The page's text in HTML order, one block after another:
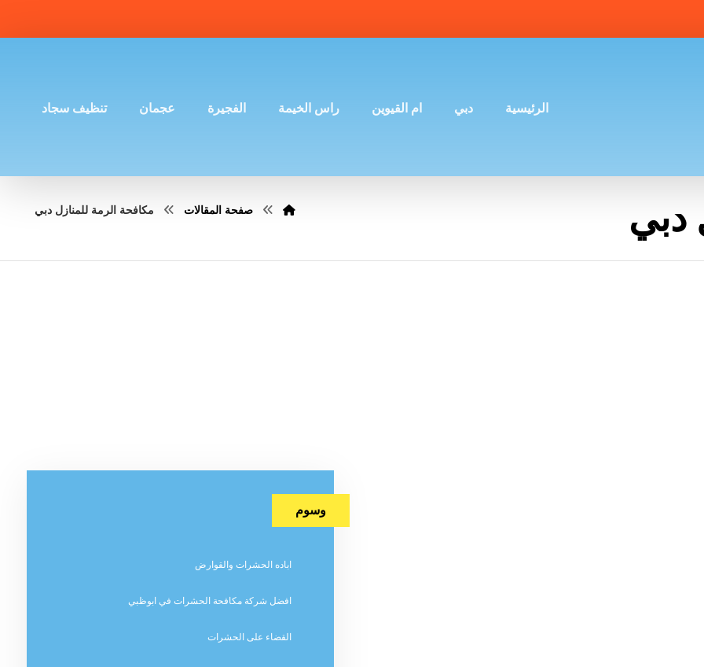
الرئيسية دبي ام القيوين راس الخيمة الفجيرة عجمان تنظيف سجاد
دبي صفحة المقالات مكافحة الرمة للمنازل دبي
وسوم
اباده الحشرات والقوارض
افضل شركة مكافحة الحشرات في ابوظبي
القضاء على الحشرات